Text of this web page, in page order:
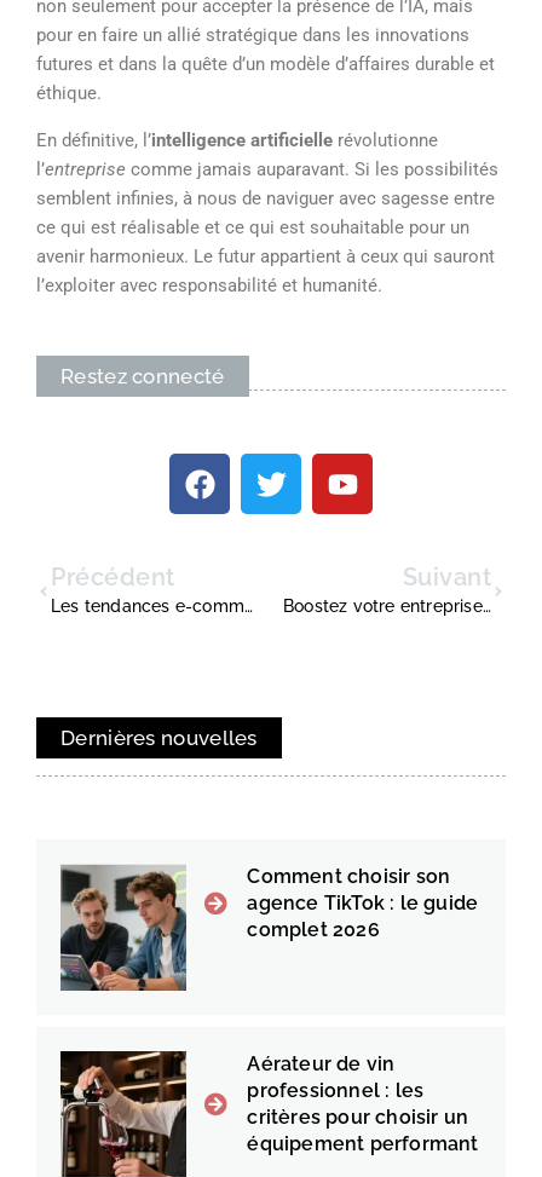
non seulement pour accepter la présence de l’IA, mais
pour en faire un allié stratégique dans les innovations
futures et dans la quête d’un modèle d’affaires durable et
éthique.
En définitive, l’intelligence artificielle révolutionne
l’entreprise comme jamais auparavant. Si les possibilités
semblent infinies, à nous de naviguer avec sagesse entre
ce qui est réalisable et ce qui est souhaitable pour un
avenir harmonieux. Le futur appartient à ceux qui sauront
l’exploiter avec responsabilité et humanité.
Restez connecté
Précédent
Les tendances e-commerce 2023 qui transforment le paysage des entreprises
Suivant
Boostez votre entreprise : secrets pour optimiser votre site e-commerce
Dernières nouvelles
Comment choisir son
agence TikTok : le guide
complet 2026
Aérateur de vin
professionnel : les
critères pour choisir un
équipement performant